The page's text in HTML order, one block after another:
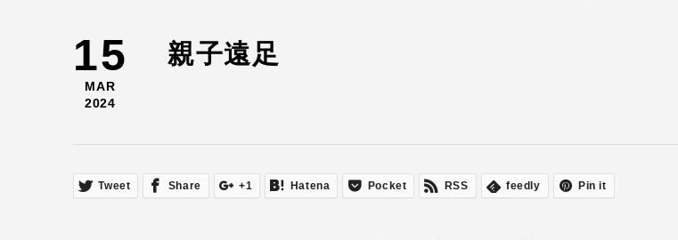
15
MAR
2024
親子遠足
Tweet Share +1 Hatena Pocket RSS feedly Pin it